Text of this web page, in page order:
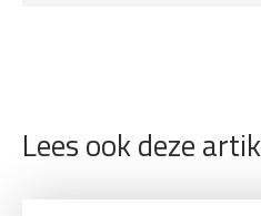
Lees ook deze